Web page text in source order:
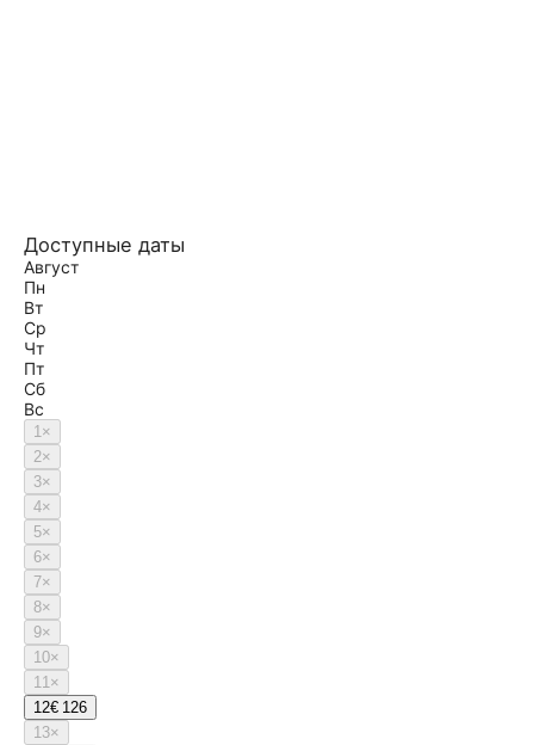
Доступные даты
Август
Пн
Вт
Ср
Чт
Пт
Сб
Вс
1×
2×
3×
4×
5×
6×
7×
8×
9×
10×
11×
12€ 126
13×